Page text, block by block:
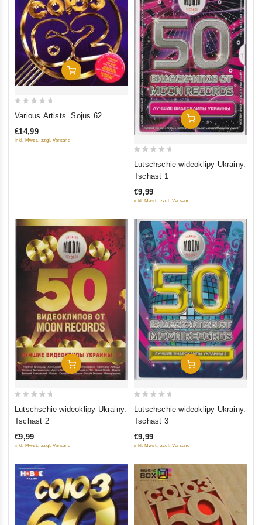
In Den Warenkorb
of
Various Artists. Sojus 62
€14,99
inkl. Mwst., zzgl. Versand
In Den Warenkorb
5
Lutschschie wideoklipy Ukrainy.
Tschast 1
€9,99
inkl. Mwst., zzgl. Versand
In Den Warenkorb
5
Lutschschie wideoklipy Ukrainy.
Tschast 2
€9,99
inkl. Mwst., zzgl. Versand
In Den Warenkorb
5
Lutschschie wideoklipy Ukrainy.
Tschast 3
€9,99
inkl. Mwst., zzgl. Versand